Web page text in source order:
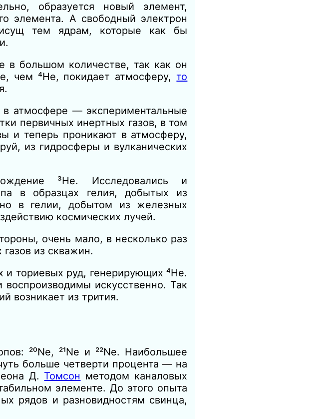
образуется новый элемент,
элемента. А свободный электрон
тем ядрам, которые как бы
в большом количестве, так как он
чем ⁴Не, покидает атмосферу, то
в атмосфере — экспериментальные
первичных инертных газов, в том
и теперь проникают в атмосферу,
из гидросферы и вулканических
³Не. Исследовались и
в образцах гелия, добытых из
в гелии, добытом из железных
космических лучей.
очень мало, в несколько раз
из скважин.
ториевых руд, генерирующих ⁴Не.
искусственно. Так
возникает из трития.
²⁰Ne, ²¹Ne и ²²Ne. Наибольшее
больше четверти процента — на
Д. Томсон методом каналовых
элементе. До этого опыта
рядов и разновидностям свинца,